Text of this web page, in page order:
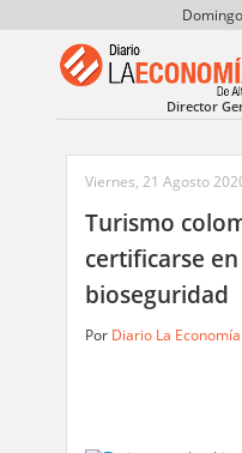
Director
Viernes, 21 Agosto
Turismo
certificarse
bioseguridad
Por Diario La Economía